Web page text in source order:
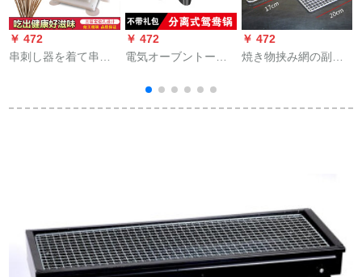
￥ 472
串刺し器を着て串刺
￥ 472
電気オーブントース
シドリ鍋電気鍋家庭
用電気焼火鍋鍋のし
￥ 472
焼き物挟み網の副木
網で焼いたバーベキ